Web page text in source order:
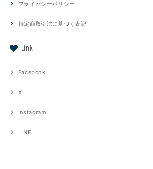
プライバシーポリシー
特定商取引法に基づく表記
Link
Facebook
X
Instagram
LINE